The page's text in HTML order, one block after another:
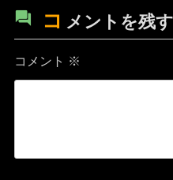
コ メントを残す
コメント ※